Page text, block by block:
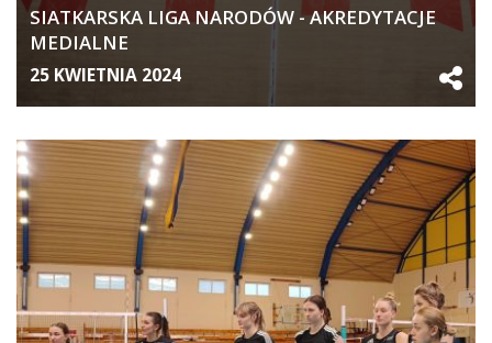
SIATKARSKA LIGA NARODÓW - AKREDYTACJE
MEDIALNE
25 KWIETNIA 2024